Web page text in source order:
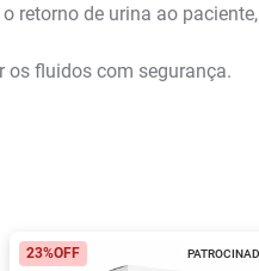
retorno de urina ao
os fluidos com segurança.
23%OFF